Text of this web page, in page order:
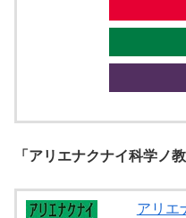
「アリエナクナイ科学ノ教
アリエ